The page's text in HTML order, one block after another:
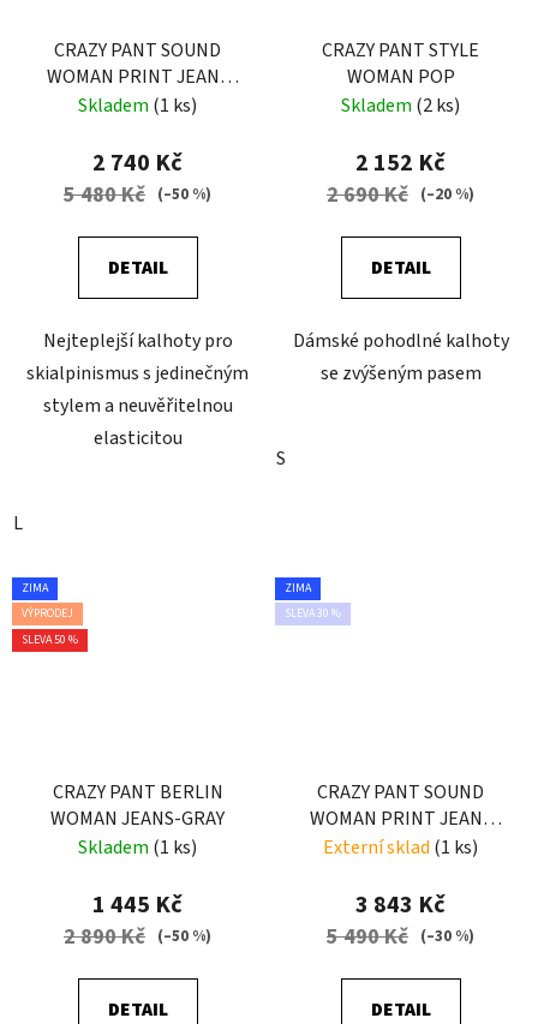
CRAZY PANT SOUND
WOMAN PRINT JEANS
BLACK
Skladem (1 ks)
2 740 Kč
5 480 Kč (–50 %)
DETAIL
Nejteplejší kalhoty pro
skialpinismus s jedinečným
stylem a neuvěřitelnou
elasticitou
L
CRAZY PANT STYLE
WOMAN POP
Skladem (2 ks)
2 152 Kč
2 690 Kč (–20 %)
DETAIL
Dámské pohodlné kalhoty
se zvýšeným pasem
S
ZIMA
VÝPRODEJ
SLEVA 50 %
CRAZY PANT BERLIN
WOMAN JEANS-GRAY
Skladem (1 ks)
1 445 Kč
2 890 Kč (–50 %)
DETAIL
ZIMA
SLEVA 30 %
CRAZY PANT SOUND
WOMAN PRINT JEANS
BLACK
Externí sklad (1 ks)
3 843 Kč
5 490 Kč (–30 %)
DETAIL